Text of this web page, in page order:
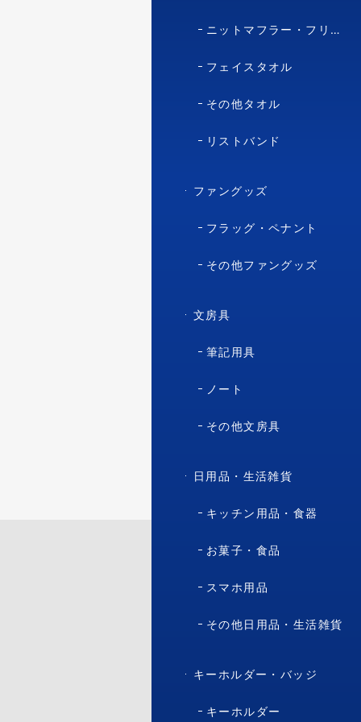
ニットマフラー・フリースマフラー
フェイスタオル
その他タオル
リストバンド
ファングッズ
フラッグ・ペナント
その他ファングッズ
文房具
筆記用具
ノート
その他文房具
日用品・生活雑貨
キッチン用品・食器
お菓子・食品
スマホ用品
その他日用品・生活雑貨
キーホルダー・バッジ
キーホルダー